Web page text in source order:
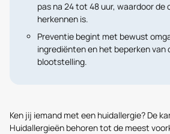
pas na 24 tot 48 uur, waardoor de
herkennen is.
Preventie begint met bewust
ingrediënten en het beperken van
blootstelling.
Ken jij iemand met een huidallergie? De
Huidallergieën behoren tot de meest